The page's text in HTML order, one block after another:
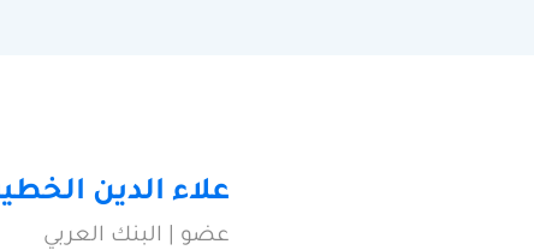
علاء الدين
عضو | البنك العربي